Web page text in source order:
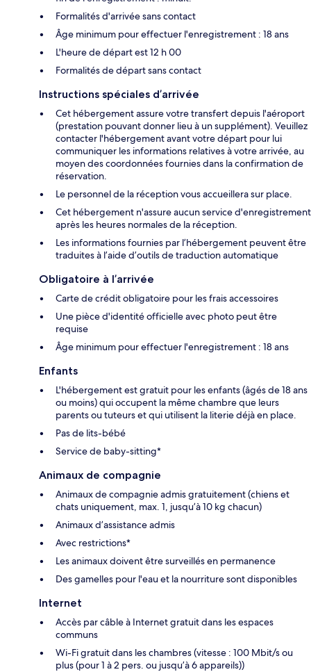
Formalités d'arrivée sans contact
Âge minimum pour effectuer l'enregistrement : 18 ans
L'heure de départ est 12 h 00
Formalités de départ sans contact
Instructions spéciales d’arrivée
Cet hébergement assure votre transfert depuis l'aéroport
(prestation pouvant donner lieu à un supplément). Veuillez
contacter l'hébergement avant votre départ pour lui
communiquer les informations relatives à votre arrivée, au
moyen des coordonnées fournies dans la confirmation de
réservation.
Le personnel de la réception vous accueillera sur place.
Cet hébergement n'assure aucun service d'enregistrement
après les heures normales de la réception.
Les informations fournies par l’hébergement peuvent être
traduites à l’aide d’outils de traduction automatique
Obligatoire à l’arrivée
Carte de crédit obligatoire pour les frais accessoires
Une pièce d'identité officielle avec photo peut être
requise
Âge minimum pour effectuer l'enregistrement : 18 ans
Enfants
L'hébergement est gratuit pour les enfants (âgés de 18 ans
ou moins) qui occupent la même chambre que leurs
parents ou tuteurs et qui utilisent la literie déjà en place.
Pas de lits-bébé
Service de baby-sitting*
Animaux de compagnie
Animaux de compagnie admis gratuitement (chiens et
chats uniquement, max. 1, jusqu’à 10 kg chacun)
Animaux d’assistance admis
Avec restrictions*
Les animaux doivent être surveillés en permanence
Des gamelles pour l'eau et la nourriture sont disponibles
Internet
Accès par câble à Internet gratuit dans les espaces
communs
Wi-Fi gratuit dans les chambres (vitesse : 100 Mbit/s ou
plus (pour 1 à 2 pers. ou jusqu’à 6 appareils))